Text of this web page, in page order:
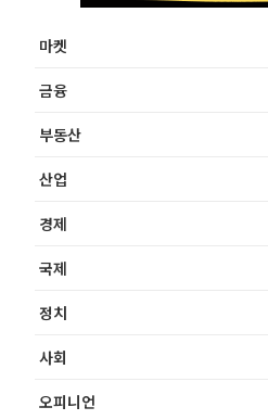
마켓
금융
부동산
산업
경제
국제
정치
사회
오피니언